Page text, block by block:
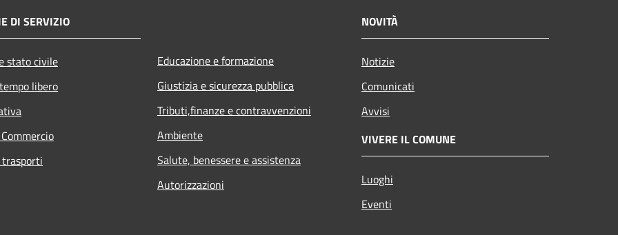
DI SERVIZIO
stato civile
libero
Educazione e formazione
Giustizia e sicurezza pubblica
Tributi,finanze e contravvenzioni
Ambiente
Salute, benessere e assistenza
Autorizzazioni
NOVITÀ
Notizie
Comunicati
Avvisi
VIVERE IL COMUNE
Luoghi
Eventi